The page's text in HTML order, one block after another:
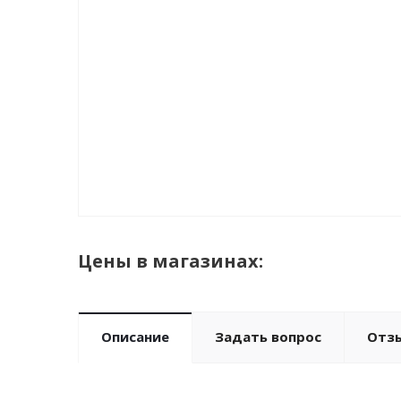
Цены в магазинах:
Описание Задать вопрос